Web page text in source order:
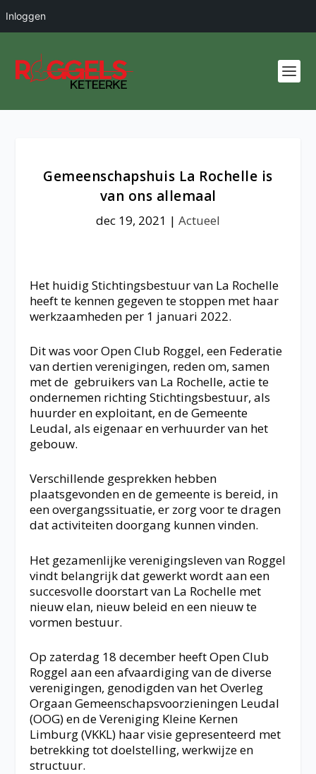
Inloggen
Gemeenschapshuis La Rochelle is
van ons allemaal
dec 19, 2021 | Actueel
Het huidig Stichtingsbestuur van La Rochelle
heeft te kennen gegeven te stoppen met haar
werkzaamheden per 1 januari 2022.
Dit was voor Open Club Roggel, een Federatie
van dertien verenigingen, reden om, samen
met de gebruikers van La Rochelle, actie te
ondernemen richting Stichtingsbestuur, als
huurder en exploitant, en de Gemeente
Leudal, als eigenaar en verhuurder van het
gebouw.
Verschillende gesprekken hebben
plaatsgevonden en de gemeente is bereid, in
een overgangssituatie, er zorg voor te dragen
dat activiteiten doorgang kunnen vinden.
Het gezamenlijke verenigingsleven van Roggel
vindt belangrijk dat gewerkt wordt aan een
succesvolle doorstart van La Rochelle met
nieuw elan, nieuw beleid en een nieuw te
vormen bestuur.
Op zaterdag 18 december heeft Open Club
Roggel aan een afvaardiging van de diverse
verenigingen, genodigden van het Overleg
Orgaan Gemeenschapsvoorzieningen Leudal
(OOG) en de Vereniging Kleine Kernen
Limburg (VKKL) haar visie gepresenteerd met
betrekking tot doelstelling, werkwijze en
structuur.